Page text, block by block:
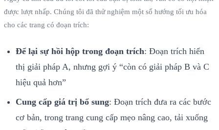
được lượt nhấp. Chúng tôi đã thử nghiệm một số hướng tối ưu hóa
cho các trang có đoạn trích:
Để lại sự hồi hộp trong đoạn trích: Đoạn trích hiển
thị giải pháp A, nhưng gợi ý “còn có giải pháp B và C
hiệu quả hơn”
Cung cấp giá trị bổ sung: Đoạn trích đưa ra các bước
cơ bản, trong trang cung cấp mẹo nâng cao, tải xuống